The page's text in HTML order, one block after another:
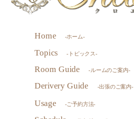
Home -ホーム-
Topics -トピックス-
Room Guide -ルームのご案内-
Derivery Guide -出張のご案内-
Usage -ご予約方法-